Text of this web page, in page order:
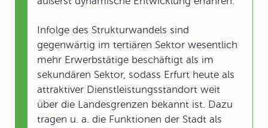
Infolge des Strukturwandels sind
gegenwärtig im tertiären Sektor wesentlich
mehr Erwerbstätige beschäftigt als im
sekundären Sektor, sodass Erfurt heute als
attraktiver Dienstleistungsstandort weit
über die Landesgrenzen bekannt ist. Dazu
tragen u. a. die Funktionen der Stadt als